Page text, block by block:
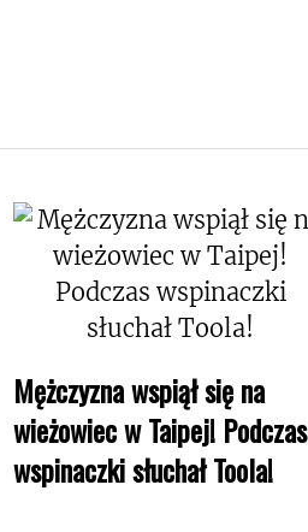
Mężczyzna wspiął się na
wieżowiec w Taipej! Podczas
wspinaczki słuchał Toola!